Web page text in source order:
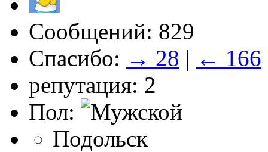
Сообщений: 829
Спасибо: → 28 | ← 166
репутация: 2
Пол:
Подольск